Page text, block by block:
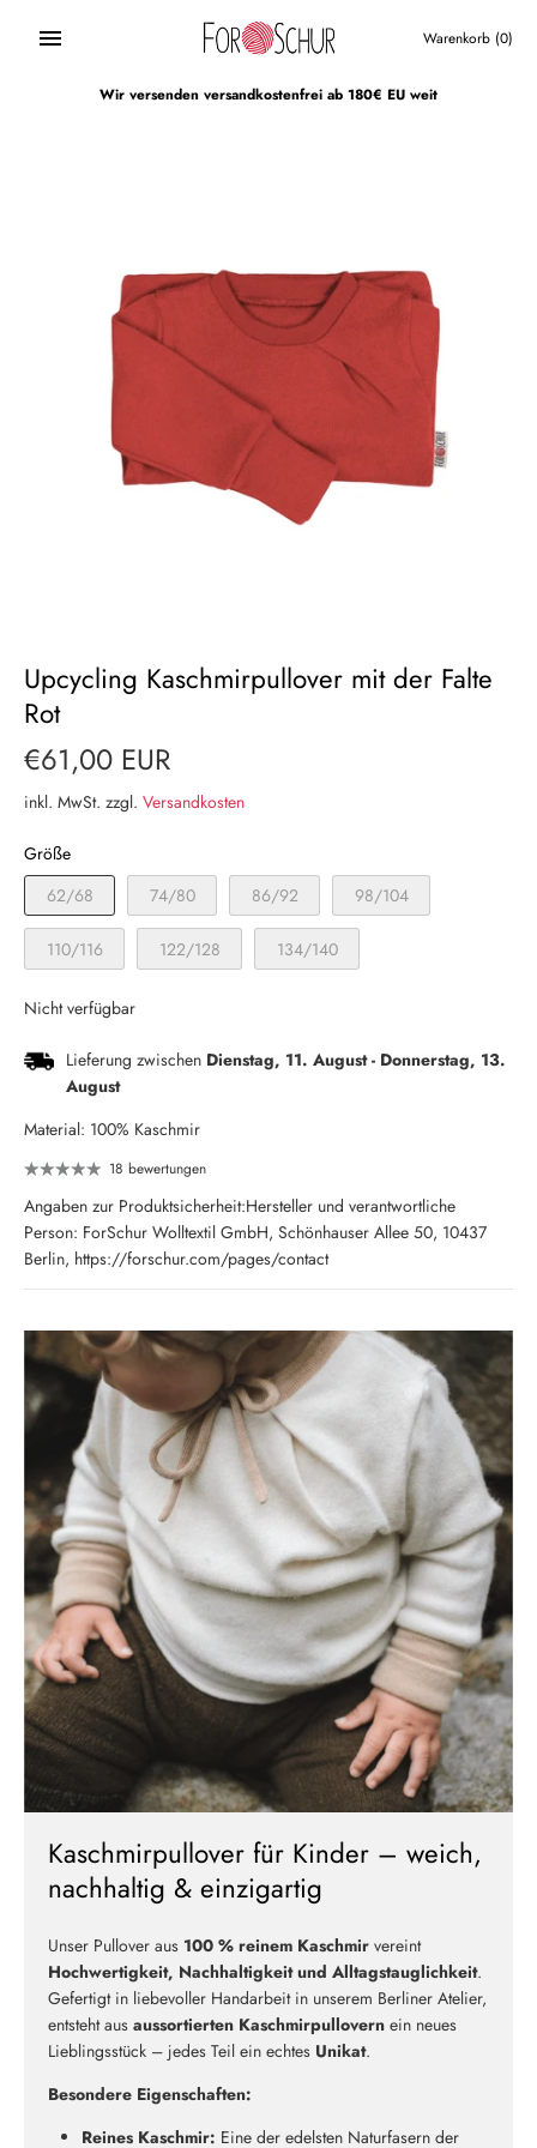
Warenkorb (0)
Wir versenden versandkostenfrei ab 180€ EU weit
Upcycling Kaschmirpullover mit der Falte
Rot
€61,00 EUR
inkl. MwSt. zzgl. Versandkosten
Größe
62/68
74/80 86/92 98/104
110/116 122/128 134/140
Nicht verfügbar
Lieferung zwischen Dienstag, 11. August- Donnerstag, 13.
August
Material: 100% Kaschmir
18 bewertungen
Angaben zur Produktsicherheit:Hersteller und verantwortliche
Person: ForSchur Wolltextil GmbH, Schönhauser Allee 50, 10437
Berlin, https://forschur.com/pages/contact
Kaschmirpullover für Kinder – weich,
nachhaltig & einzigartig
Unser Pullover aus 100 % reinem Kaschmir vereint
Hochwertigkeit, Nachhaltigkeit und Alltagstauglichkeit.
Gefertigt in liebevoller Handarbeit in unserem Berliner Atelier,
entsteht aus aussortierten Kaschmirpullovern ein neues
Lieblingsstück – jedes Teil ein echtes Unikat.
Besondere Eigenschaften:
Reines Kaschmir: Eine der edelsten Naturfasern der